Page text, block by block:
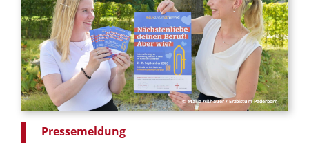
© Maria Aßhauer / Erzbistum Paderborn
Pressemeldung